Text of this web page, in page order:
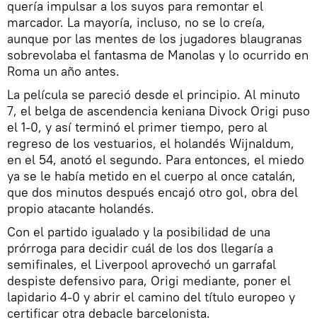
quería impulsar a los suyos para remontar el
marcador. La mayoría, incluso, no se lo creía,
aunque por las mentes de los jugadores blaugranas
sobrevolaba el fantasma de Manolas y lo ocurrido en
Roma un año antes.
La película se pareció desde el principio. Al minuto
7, el belga de ascendencia keniana Divock Origi puso
el 1-0, y así terminó el primer tiempo, pero al
regreso de los vestuarios, el holandés Wijnaldum,
en el 54, anotó el segundo. Para entonces, el miedo
ya se le había metido en el cuerpo al once catalán,
que dos minutos después encajó otro gol, obra del
propio atacante holandés.
Con el partido igualado y la posibilidad de una
prórroga para decidir cuál de los dos llegaría a
semifinales, el Liverpool aprovechó un garrafal
despiste defensivo para, Origi mediante, poner el
lapidario 4-0 y abrir el camino del título europeo y
certificar otra debacle barcelonista.